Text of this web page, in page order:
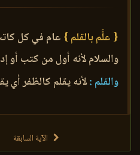
{ علَّم بالقلم } عام في كل
والسلام لأنه أول من كتب
والقلم :لأنه يقلم كالظفر أي
الآية السابقة